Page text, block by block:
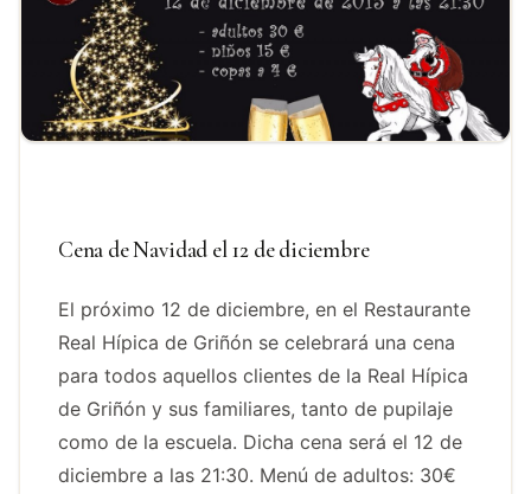
Cena de Navidad el 12 de diciembre
El próximo 12 de diciembre, en el Restaurante
Real Hípica de Griñón se celebrará una cena
para todos aquellos clientes de la Real Hípica
de Griñón y sus familiares, tanto de pupilaje
como de la escuela. Dicha cena será el 12 de
diciembre a las 21:30. Menú de adultos: 30€